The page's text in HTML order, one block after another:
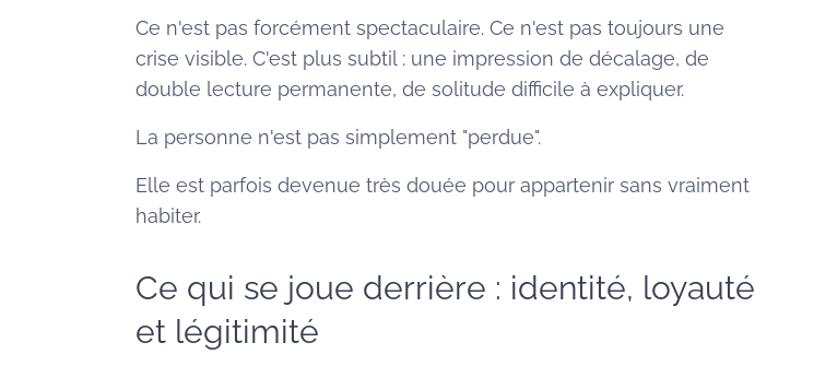
Ce n'est pas forcément spectaculaire. Ce n'est pas toujours une
crise visible. C'est plus subtil : une impression de décalage, de
double lecture permanente, de solitude difficile à expliquer.
La personne n'est pas simplement "perdue".
Elle est parfois devenue très douée pour appartenir sans vraiment
habiter.
Ce qui se joue derrière : identité, loyauté
et légitimité